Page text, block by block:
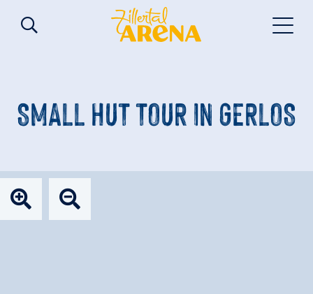
SMALL HUT TOUR IN GERLOS